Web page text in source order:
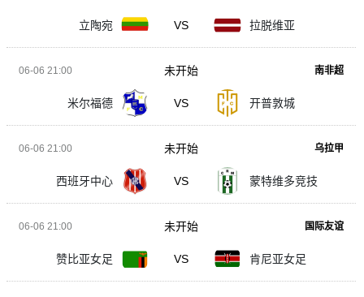
立陶宛 VS 拉脱维亚
06-06 21:00 南非超
米尔福德 VS 开普敦城
未开始
06-06 21:00 乌拉甲
西班牙中心 VS 蒙特维多竞技
未开始
06-06 21:00 国际友谊
赞比亚女足 VS 肯尼亚女足
未开始